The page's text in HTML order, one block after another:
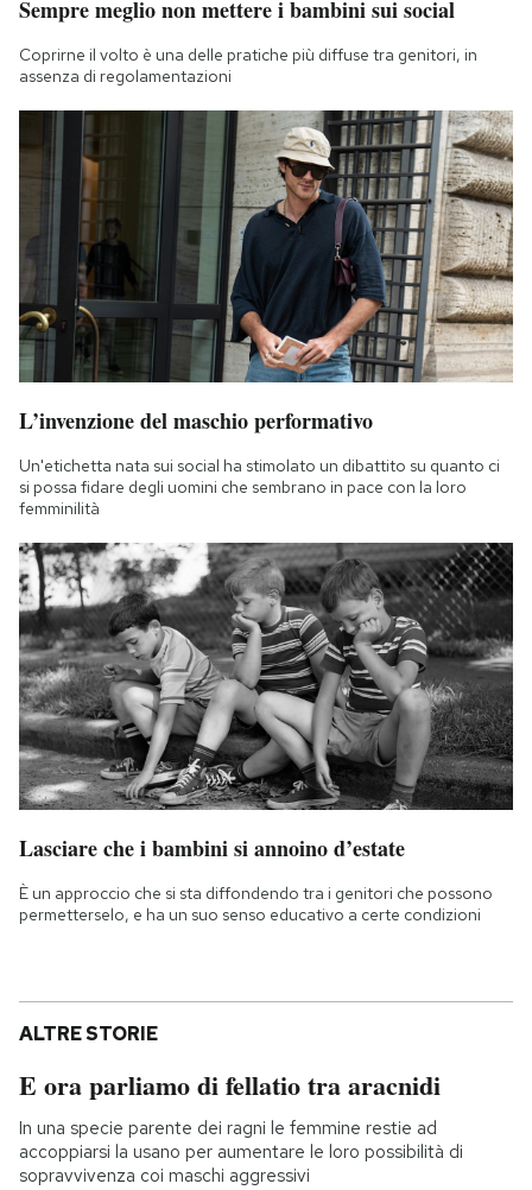
Sempre meglio non mettere i bambini sui social
Coprirne il volto è una delle pratiche più diffuse tra genitori, in
assenza di regolamentazioni
L’invenzione del maschio performativo
Un'etichetta nata sui social ha stimolato un dibattito su quanto ci
si possa fidare degli uomini che sembrano in pace con la loro
femminilità
Lasciare che i bambini si annoino d’estate
È un approccio che si sta diffondendo tra i genitori che possono
permetterselo, e ha un suo senso educativo a certe condizioni
ALTRE STORIE
E ora parliamo di fellatio tra aracnidi
In una specie parente dei ragni le femmine restie ad
accoppiarsi la usano per aumentare le loro possibilità di
sopravvivenza coi maschi aggressivi